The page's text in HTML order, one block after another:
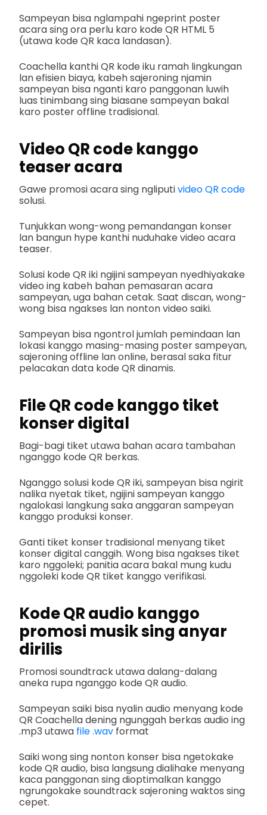
Sampeyan bisa nglampahi ngeprint poster
acara sing ora perlu karo kode QR HTML 5
(utawa kode QR kaca landasan).
Coachella kanthi QR kode iku ramah lingkungan
lan efisien biaya, kabeh sajeroning njamin
sampeyan bisa nganti karo panggonan luwih
luas tinimbang sing biasane sampeyan bakal
karo poster offline tradisional.
Video QR code kanggo
teaser acara
Gawe promosi acara sing ngliputivideo QR code
solusi.
Tunjukkan wong-wong pemandangan konser
lan bangun hype kanthi nuduhake video acara
teaser.
Solusi kode QR iki ngijini sampeyan nyedhiyakake
video ing kabeh bahan pemasaran acara
sampeyan, uga bahan cetak. Saat discan, wong-
wong bisa ngakses lan nonton video saiki.
Sampeyan bisa ngontrol jumlah pemindaan lan
lokasi kanggo masing-masing poster sampeyan,
sajeroning offline lan online, berasal saka fitur
pelacakan data kode QR dinamis.
File QR code kanggo tiket
konser digital
Bagi-bagi tiket utawa bahan acara tambahan
nganggo kode QR berkas.
Nganggo solusi kode QR iki, sampeyan bisa ngirit
nalika nyetak tiket, ngijini sampeyan kanggo
ngalokasi langkung saka anggaran sampeyan
kanggo produksi konser.
Ganti tiket konser tradisional menyang tiket
konser digital canggih. Wong bisa ngakses tiket
karo nggoleki; panitia acara bakal mung kudu
nggoleki kode QR tiket kanggo verifikasi.
Kode QR audio kanggo
promosi musik sing anyar
dirilis
Promosi soundtrack utawa dalang-dalang
aneka rupa nganggo kode QR audio.
Sampeyan saiki bisa nyalin audio menyang kode
QR Coachella dening ngunggah berkas audio ing
.mp3 utawa file .wav format
Saiki wong sing nonton konser bisa ngetokake
kode QR audio, bisa langsung dialihake menyang
kaca panggonan sing dioptimalkan kanggo
ngrungokake soundtrack sajeroning waktos sing
cepet.